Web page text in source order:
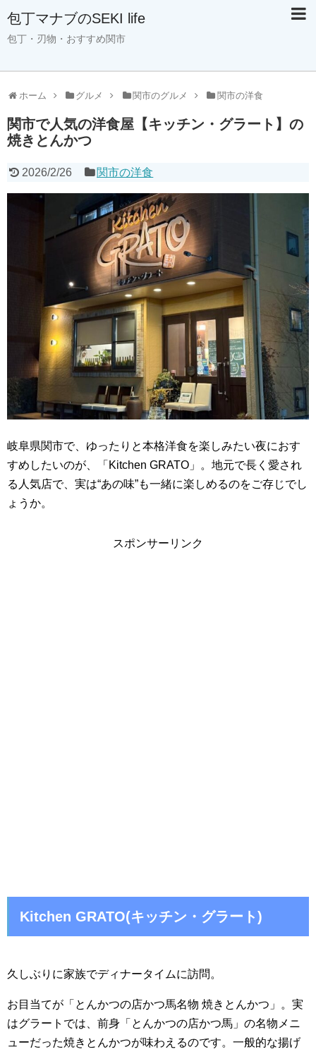
包丁マナブのSEKI life
包丁・刃物・おすすめ関市
ホーム グルメ 関市のグルメ 関市の洋食
関市で人気の洋食屋【キッチン・グラート】の
焼きとんかつ
2026/2/26 関市の洋食
岐阜県関市で、ゆったりと本格洋食を楽しみたい夜におす
すめしたいのが、「Kitchen GRATO」。地元で長く愛され
る人気店で、実は“あの味”も一緒に楽しめるのをご存じでし
ょうか。
スポンサーリンク
Kitchen GRATO(キッチン・グラート)
久しぶりに家族でディナータイムに訪問。
お目当てが「とんかつの店かつ馬名物 焼きとんかつ」。実
はグラートでは、前身「とんかつの店かつ馬」の名物メニ
ューだった焼きとんかつが味わえるのです。一般的な揚げ